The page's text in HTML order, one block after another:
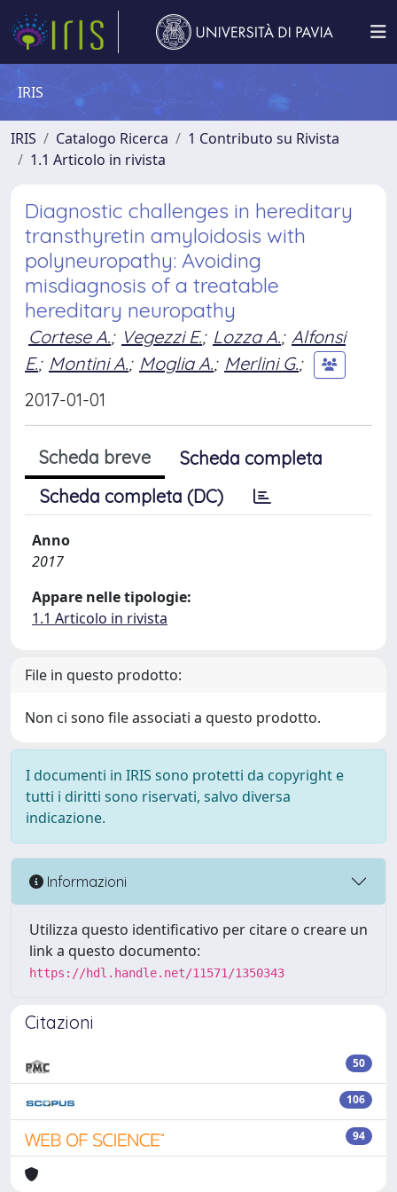
IRIS
IRIS Catalogo Ricerca
1 Contributo su Rivista
1.1 Articolo in rivista
Diagnostic challenges in hereditary
transthyretin amyloidosis with
polyneuropathy: Avoiding
misdiagnosis of a treatable
hereditary neuropathy
Cortese A.; Vegezzi E.; Lozza A.; Alfonsi
E.; Montini A.; Moglia A.; Merlini G.;
2017-01-01
Scheda breve
Scheda completa
Scheda completa (DC)
Anno
2017
Appare nelle tipologie:
1.1 Articolo in rivista
File in questo prodotto:
Non ci sono file associati a questo prodotto.
I documenti in IRIS sono protetti da copyright e
tutti i diritti sono riservati, salvo diversa
indicazione.
Informazioni
Utilizza questo identificativo per citare o creare un
link a questo documento:
https://hdl.handle.net/11571/1350343
Citazioni
50
106
94